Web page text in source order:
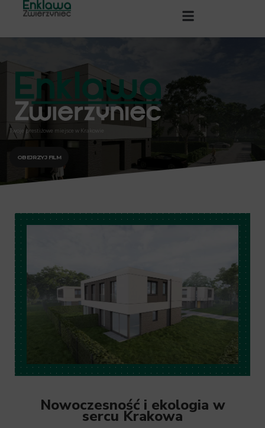
Twoje prestiżowe miejsce w Krakowie
OBEJRZYJ FILM
Nowoczesność i ekologia w
sercu Krakowa​